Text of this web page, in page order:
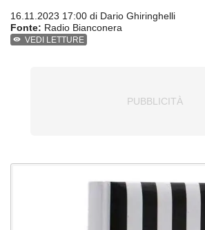
16.11.2023 17:00 di Dario Ghiringhelli
Fonte: Radio Bianconera
VEDI LETTURE